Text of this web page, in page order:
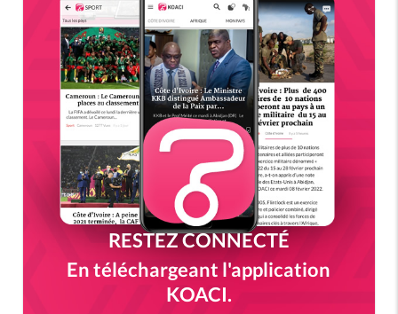
RESTEZ CONNECTÉ
En téléchargeant l'application
KOACI.